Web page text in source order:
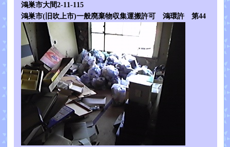
鴻巣市大間2-11-115
鴻巣市(旧吹上市)一般廃棄物収集運搬許可 鴻環許 第44